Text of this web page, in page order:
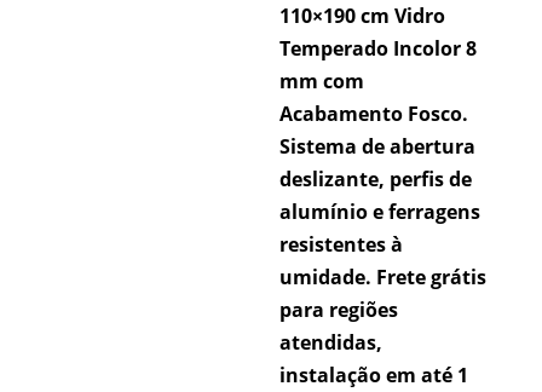
110×190 cm Vidro
Temperado Incolor 8
mm com
Acabamento Fosco.
Sistema de abertura
deslizante, perfis de
alumínio e ferragens
resistentes à
umidade. Frete grátis
para regiões
atendidas,
instalação em até 1